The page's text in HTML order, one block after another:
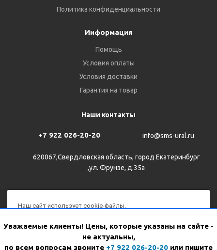
Политика конфиденциальности
Информация
Помощь
Условия оплаты
Условия доставки
Гарантия на товар
Наши контакты
+7 922 026-20-20 info@sms-ural.ru
620067,Свердловская область, город Екатеринбург
,ул. Фрунзе, д.35а
Версия для печати
Наш сайт использует cookie-файлы.
обработку персональных данных с использованием Яндекс
Метрики в соответствии сполитикой конфиденциальности
Уважаемые клиенты! Цены, которые указаны на сайте -
не актуальны,
по всем вопросам звоните +7 922 026-20-20 или пишите